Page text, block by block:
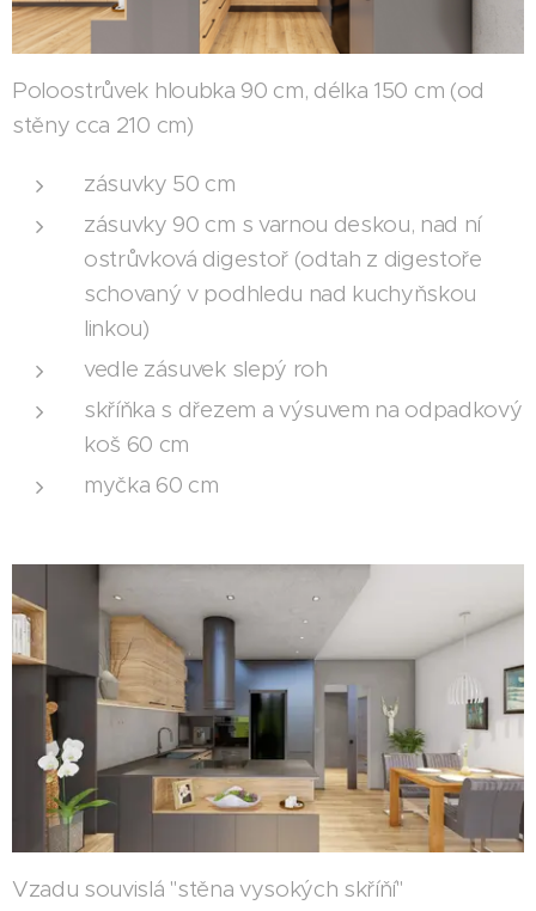
Poloostrůvek hloubka 90 cm, délka 150 cm (od
stěny cca 210 cm)
zásuvky 50 cm
zásuvky 90 cm s varnou deskou, nad ní
ostrůvková digestoř (odtah z digestoře
schovaný v podhledu nad kuchyňskou
linkou)
vedle zásuvek slepý roh
skříňka s dřezem a výsuvem na odpadkový
koš 60 cm
myčka 60 cm
Vzadu souvislá "stěna vysokých skříňí"